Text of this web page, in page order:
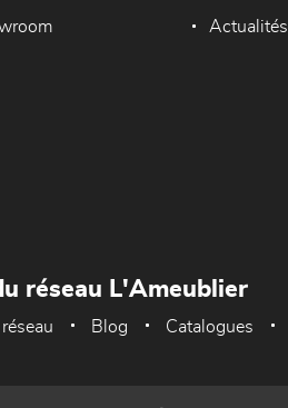
Actualités
réseau L'Ameublier
réseau Blog Catalogues